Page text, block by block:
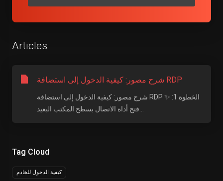
Tag Cloud
كيفية الدخول للخادم
Articles
شرح مصور: كيفية الدخول إلى استضافة RDP
شرح مصور: كيفية الدخول إلى استضافة RDP ✨ الخطوة 1: